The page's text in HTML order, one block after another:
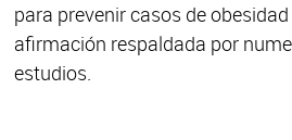
para prevenir casos de
afirmación respaldada por
estudios.